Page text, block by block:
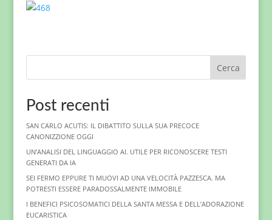
Cerca
Post recenti
SAN CARLO ACUTIS: IL DIBATTITO SULLA SUA PRECOCE
CANONIZZIONE OGGI
UN’ANALISI DEL LINGUAGGIO AI. UTILE PER RICONOSCERE TESTI
GENERATI DA IA
SEI FERMO EPPURE TI MUOVI AD UNA VELOCITÀ PAZZESCA. MA
POTRESTI ESSERE PARADOSSALMENTE IMMOBILE
I BENEFICI PSICOSOMATICI DELLA SANTA MESSA E DELL’ADORAZIONE
EUCARISTICA